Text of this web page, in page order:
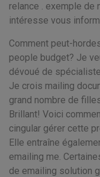
relance . exemple de
intéresse vous
Comment peut-
people budget? Je
dévoué de
Je crois mailing
grand nombre de
Brillant! Voici
cingular gérer cette
Elle entraîne
emailing me.
de emailing solution